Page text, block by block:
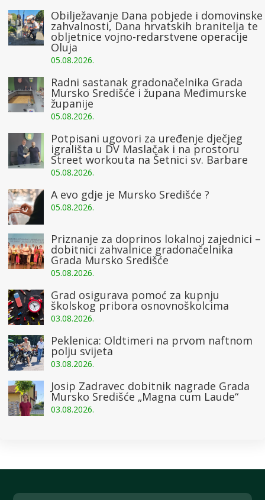
Obilježavanje Dana pobjede i domovinske
zahvalnosti, Dana hrvatskih branitelja te
obljetnice vojno-redarstvene operacije
Oluja
05.08.2026.
Radni sastanak gradonačelnika Grada
Mursko Središće i župana Međimurske
županije
05.08.2026.
Potpisani ugovori za uređenje dječjeg
igrališta u DV Maslačak i na prostoru
Street workouta na Šetnici sv. Barbare
05.08.2026.
A evo gdje je Mursko Središće ?
05.08.2026.
Priznanje za doprinos lokalnoj zajednici –
dobitnici zahvalnice gradonačelnika
Grada Mursko Središće
05.08.2026.
Grad osigurava pomoć za kupnju
školskog pribora osnovnoškolcima
03.08.2026.
Peklenica: Oldtimeri na prvom naftnom
polju svijeta
03.08.2026.
Josip Zadravec dobitnik nagrade Grada
Mursko Središće „Magna cum Laude“
03.08.2026.